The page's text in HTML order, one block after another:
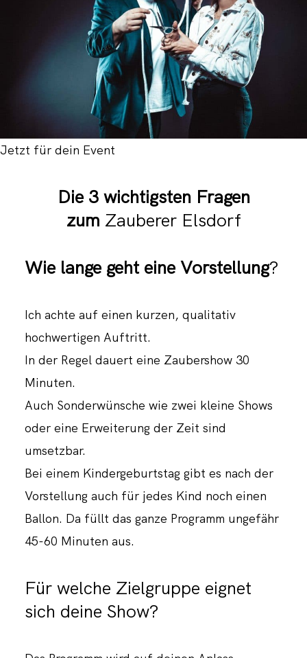
Jetzt für dein Event
Die 3 wichtigsten Fragen
zum Zauberer Elsdorf
Wie lange geht eine Vorstellung?
Ich achte auf einen kurzen, qualitativ
hochwertigen Auftritt.
In der Regel dauert eine Zaubershow 30
Minuten.
Auch Sonderwünsche wie zwei kleine Shows
oder eine Erweiterung der Zeit sind
umsetzbar.
Bei einem Kindergeburtstag gibt es nach der
Vorstellung auch für jedes Kind noch einen
Ballon. Da füllt das ganze Programm ungefähr
45-60 Minuten aus.
Für welche Zielgruppe eignet
sich deine Show?